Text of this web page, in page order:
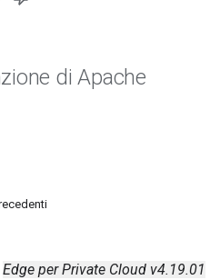
di Apache
Edge per Private Cloud v4.19.01